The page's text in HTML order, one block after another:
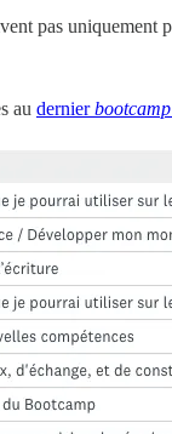
pas
au dernierbootcamp